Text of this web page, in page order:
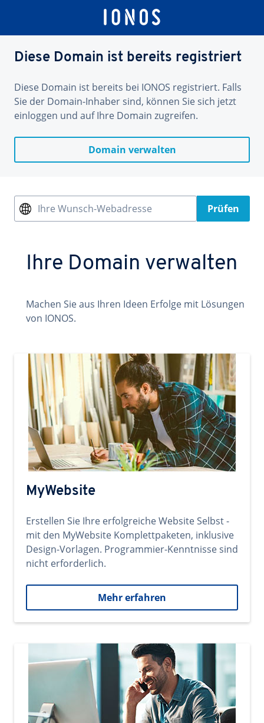
Diese Domain ist bereits registriert
Diese Domain ist bereits bei IONOS registriert. Falls
Sie der Domain-Inhaber sind, können Sie sich jetzt
einloggen und auf Ihre Domain zugreifen.
Domain verwalten
Ihre Wunsch-Webadresse Prüfen
Ihre Domain verwalten
Machen Sie aus Ihren Ideen Erfolge mit Lösungen
von IONOS.
MyWebsite
Erstellen Sie Ihre erfolgreiche Website Selbst -
mit den MyWebsite Komplettpaketen, inklusive
Design-Vorlagen. Programmier-Kenntnisse sind
nicht erforderlich.
Mehr erfahren